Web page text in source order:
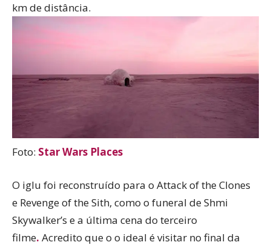
km de distância.
Foto: Star Wars Places
O iglu foi reconstruído para o Attack of the Clones
e Revenge of the Sith, como o funeral de Shmi
Skywalker’s e a última cena do terceiro
filme. Acredito que o o ideal é visitar no final da